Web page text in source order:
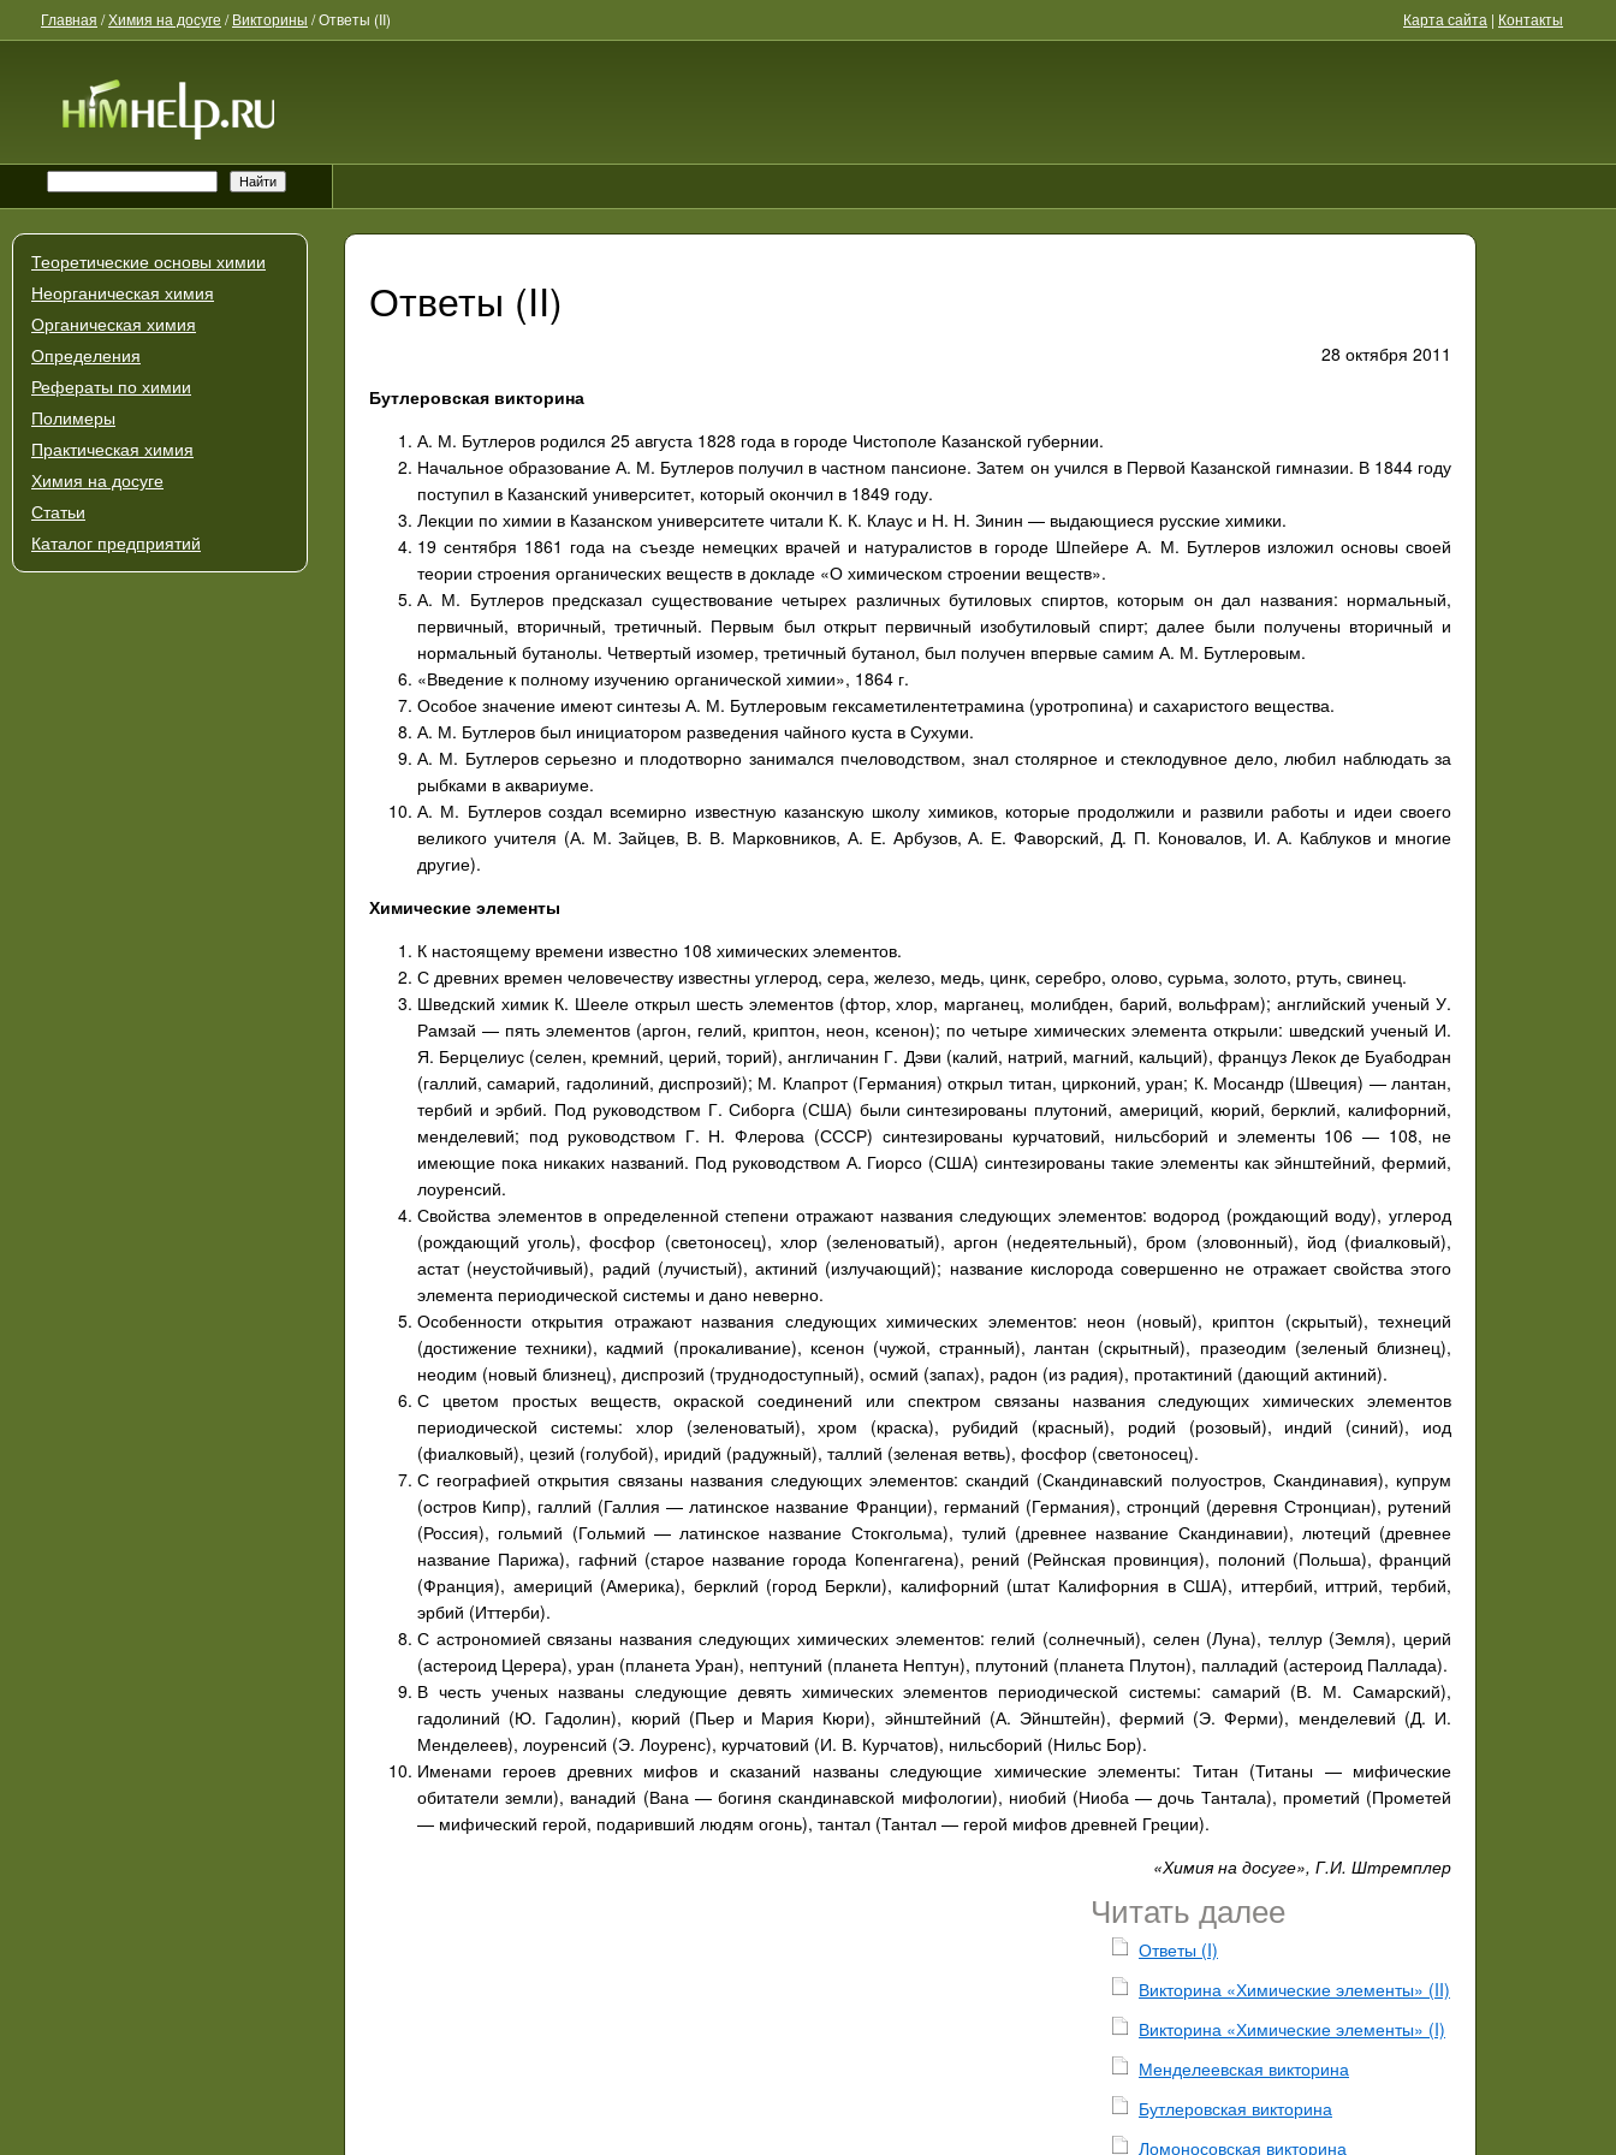
Главная /Химия на досуге /Викторины /Ответы (II) Карта сайта | Контакты
Теоретические основы химии
Неорганическая химия
Органическая химия
Определения
Рефераты по химии
Полимеры
Практическая химия
Химия на досуге
Статьи
Каталог предприятий
Ответы (II)
28 октября 2011
Бутлеровская викторина
А. М. Бутлеров родился 25 августа 1828 года в городе Чистополе Казанской губернии.
Начальное образование А. М. Бутлеров получил в частном пансионе. Затем он учился в Первой Казанской гимназии. В 1844 году
поступил в Казанский университет, который окончил в 1849 году.
Лекции по химии в Казанском университете читали К. К. Клаус и Н. Н. Зинин — выдающиеся русские химики.
19 сентября 1861 года на съезде немецких врачей и натуралистов в городе Шпейере А. М. Бутлеров изложил основы своей
теории строения органических веществ в докладе «О химическом строении веществ».
А. М. Бутлеров предсказал существование четырех различных бутиловых спиртов, которым он дал названия: нормальный,
первичный, вторичный, третичный. Первым был открыт первичный изобутиловый спирт; далее были получены вторичный и
нормальный бутанолы. Четвертый изомер, третичный бутанол, был получен впервые самим А. М. Бутлеровым.
«Введение к полному изучению органической химии», 1864 г.
Особое значение имеют синтезы А. М. Бутлеровым гексаметилентетрамина (уротропина) и сахаристого вещества.
А. М. Бутлеров был инициатором разведения чайного куста в Сухуми.
А. М. Бутлеров серьезно и плодотворно занимался пчеловодством, знал столярное и стеклодувное дело, любил наблюдать за
рыбками в аквариуме.
А. М. Бутлеров создал всемирно известную казанскую школу химиков, которые продолжили и развили работы и идеи своего
великого учителя (А. М. Зайцев, В. В. Марковников, А. Е. Арбузов, А. Е. Фаворский, Д. П. Коновалов, И. А. Каблуков и многие
другие).
Химические элементы
К настоящему времени известно 108 химических элементов.
С древних времен человечеству известны углерод, сера, железо, медь, цинк, серебро, олово, сурьма, золото, ртуть, свинец.
Шведский химик К. Шееле открыл шесть элементов (фтор, хлор, марганец, молибден, барий, вольфрам); английский ученый У.
Рамзай — пять элементов (аргон, гелий, криптон, неон, ксенон); по четыре химических элемента открыли: шведский ученый И.
Я. Берцелиус (селен, кремний, церий, торий), англичанин Г. Дэви (калий, натрий, магний, кальций), француз Лекок де Буабодран
(галлий, самарий, гадолиний, диспрозий); М. Клапрот (Германия) открыл титан, цирконий, уран; К. Мосандр (Швеция) — лантан,
тербий и эрбий. Под руководством Г. Сиборга (США) были синтезированы плутоний, америций, кюрий, берклий, калифорний,
менделевий; под руководством Г. Н. Флерова (СССР) синтезированы курчатовий, нильсборий и элементы 106 — 108, не
имеющие пока никаких названий. Под руководством А. Гиорсо (США) синтезированы такие элементы как эйнштейний, фермий,
лоуренсий.
Свойства элементов в определенной степени отражают названия следующих элементов: водород (рождающий воду), углерод
(рождающий уголь), фосфор (светоносец), хлор (зеленоватый), аргон (недеятельный), бром (зловонный), йод (фиалковый),
астат (неустойчивый), радий (лучистый), актиний (излучающий); название кислорода совершенно не отражает свойства этого
элемента периодической системы и дано неверно.
Особенности открытия отражают названия следующих химических элементов: неон (новый), криптон (скрытый), технеций
(достижение техники), кадмий (прокаливание), ксенон (чужой, странный), лантан (скрытный), празеодим (зеленый близнец),
неодим (новый близнец), диспрозий (труднодоступный), осмий (запах), радон (из радия), протактиний (дающий актиний).
С цветом простых веществ, окраской соединений или спектром связаны названия следующих химических элементов
периодической системы: хлор (зеленоватый), хром (краска), рубидий (красный), родий (розовый), индий (синий), иод
(фиалковый), цезий (голубой), иридий (радужный), таллий (зеленая ветвь), фосфор (светоносец).
С географией открытия связаны названия следующих элементов: скандий (Скандинавский полуостров, Скандинавия), купрум
(остров Кипр), галлий (Галлия — латинское название Франции), германий (Германия), стронций (деревня Стронциан), рутений
(Россия), гольмий (Гольмий — латинское название Стокгольма), тулий (древнее название Скандинавии), лютеций (древнее
название Парижа), гафний (старое название города Копенгагена), рений (Рейнская провинция), полоний (Польша), франций
(Франция), америций (Америка), берклий (город Беркли), калифорний (штат Калифорния в США), иттербий, иттрий, тербий,
эрбий (Иттерби).
С астрономией связаны названия следующих химических элементов: гелий (солнечный), селен (Луна), теллур (Земля), церий
(астероид Церера), уран (планета Уран), нептуний (планета Нептун), плутоний (планета Плутон), палладий (астероид Паллада).
В честь ученых названы следующие девять химических элементов периодической системы: самарий (В. М. Самарский),
гадолиний (Ю. Гадолин), кюрий (Пьер и Мария Кюри), эйнштейний (А. Эйнштейн), фермий (Э. Ферми), менделевий (Д. И.
Менделеев), лоуренсий (Э. Лоуренс), курчатовий (И. В. Курчатов), нильсборий (Нильс Бор).
Именами героев древних мифов и сказаний названы следующие химические элементы: Титан (Титаны — мифические
обитатели земли), ванадий (Вана — богиня скандинавской мифологии), ниобий (Ниоба — дочь Тантала), прометий (Прометей
— мифический герой, подаривший людям огонь), тантал (Тантал — герой мифов древней Греции).
«Химия на досуге», Г.И. Штремплер
Читать далее
Ответы (I)
Викторина «Химические элементы» (II)
Викторина «Химические элементы» (I)
Менделеевская викторина
Бутлеровская викторина
Ломоносовская викторина